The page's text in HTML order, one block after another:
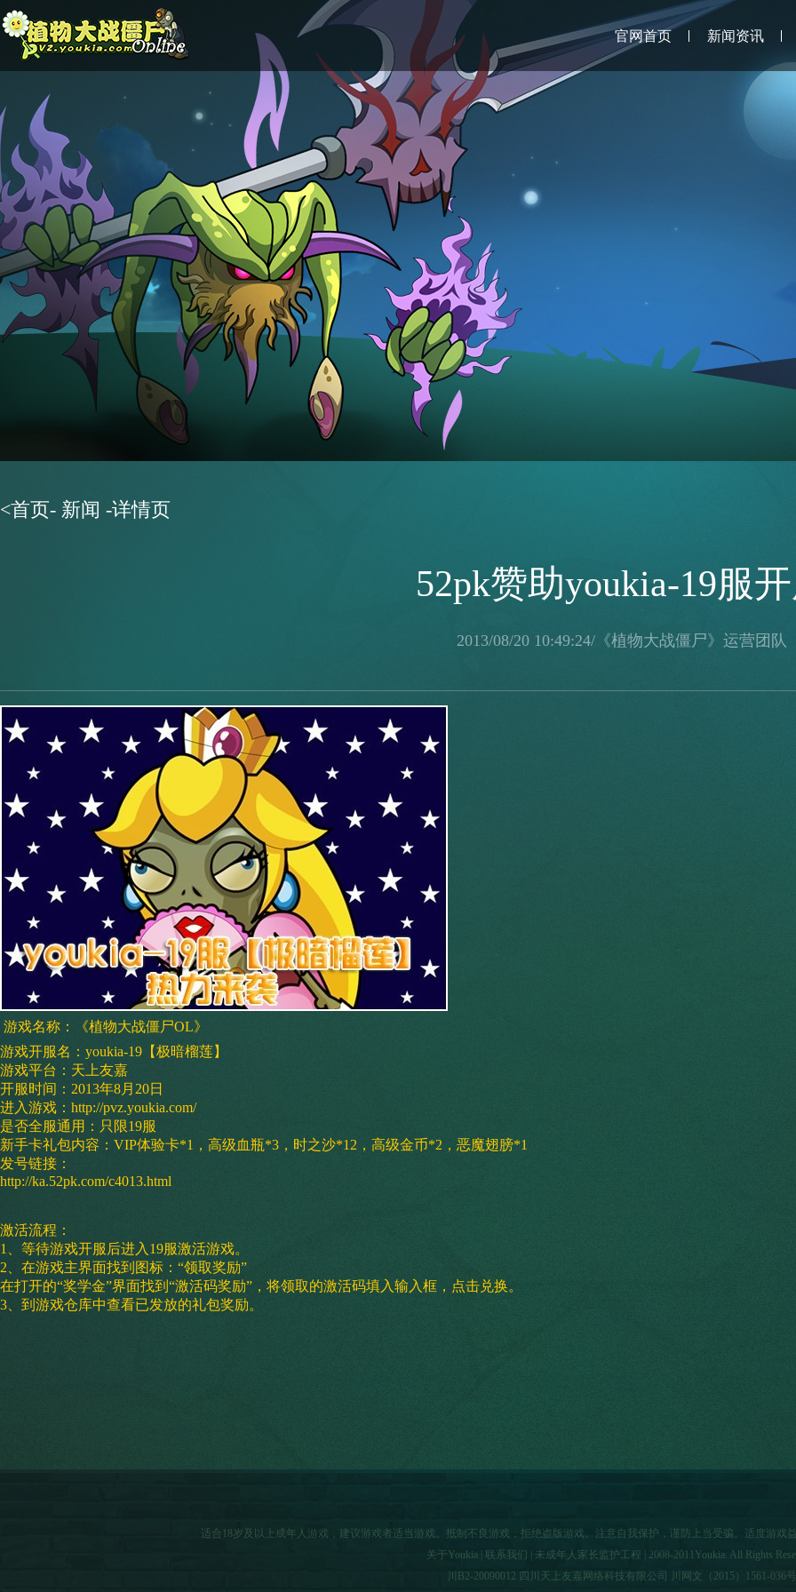
官网首页 新闻资讯
<首页- 新闻 -详情页
52pk赞助youkia-19服
2013/08/20 10:49:24/《植物大战僵尸》运营团队
游戏名称：《植物大战僵尸OL》
游戏开服名：youkia-19【极暗榴莲】
游戏平台：天上友嘉
开服时间：2013年8月20日
进入游戏：http://pvz.youkia.com/
是否全服通用：只限19服
新手卡礼包内容：VIP体验卡*1，高级血瓶*3，时之沙*12，高级金币*2，恶魔翅膀*1
发号链接：
http://ka.52pk.com/c4013.html
激活流程：
1、等待游戏开服后进入19服激活游戏。
2、在游戏主界面找到图标：“领取奖励”
在打开的“奖学金”界面找到“激活码奖励”，将领取的激活码填入输入框，点击兑换。
3、到游戏仓库中查看已发放的礼包奖励。
适合18岁及以上成年人游戏，建议游戏者适当游戏。抵制不良游戏，拒绝盗版游戏。注意自我保护，谨防上当受骗。适度游戏
关于Youkia 联系我们 未成年人家长监护工程 | 2008-2011Youkia. All Rights
川B2-20090012 四川天上友嘉网络科技有限公司 川网文（2015）1561-036号